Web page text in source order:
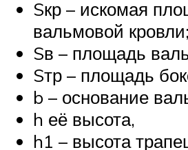
Sкр – искомая
вальмовой кровли;
Sв – площадь
Sтр – площадь
b – основание
h её высота,
h1 – высота